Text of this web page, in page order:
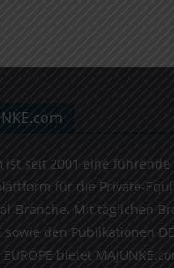
ist seit 2001 eine führende
für die Private-
Branche. Mit täglichen
sowie den Publikationen
EUROPE bietet